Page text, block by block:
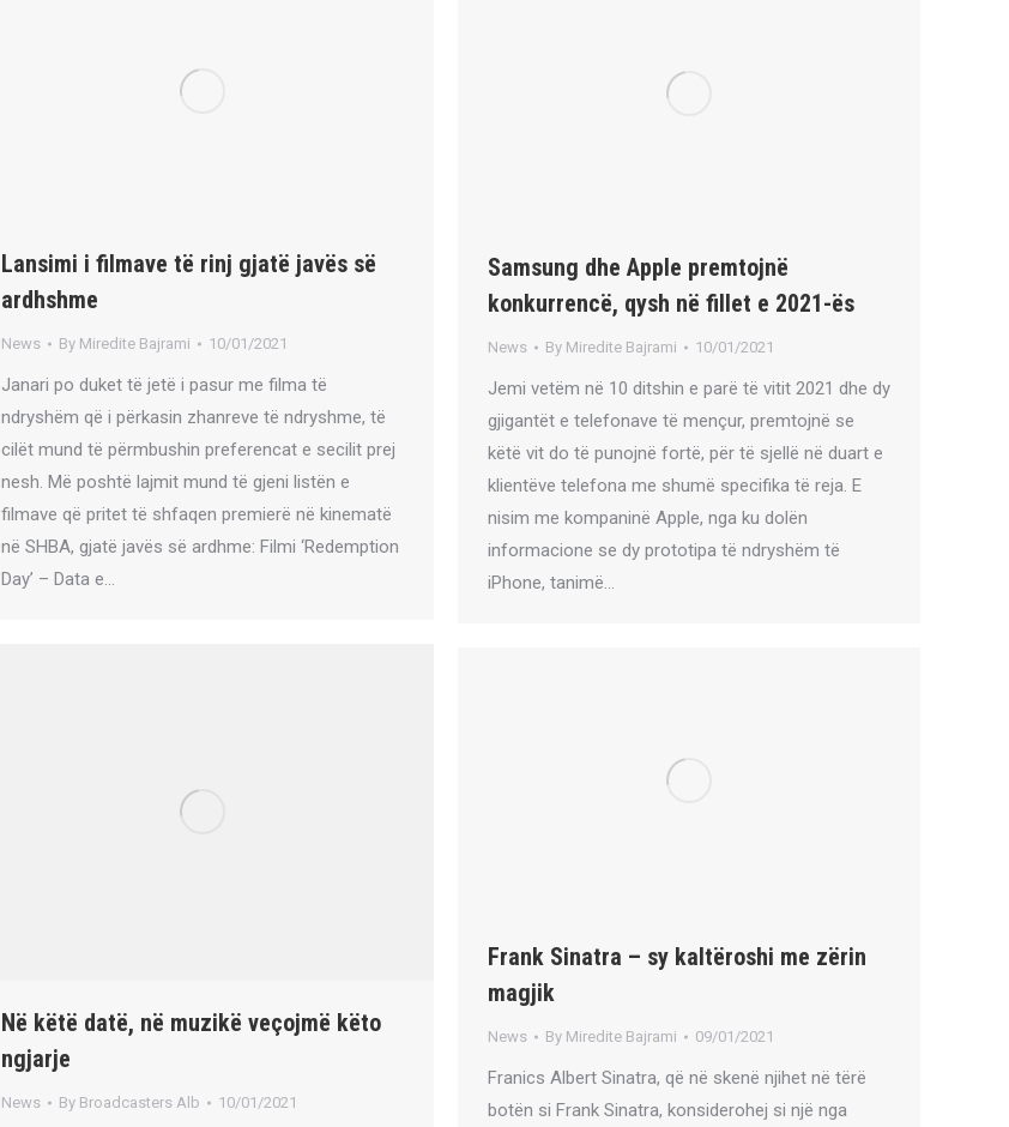
Lansimi i filmave të rinj gjatë javës së
ardhshme
News By Miredite Bajrami 10/01/2021
Janari po duket të jetë i pasur me filma të
ndryshëm që i përkasin zhanreve të ndryshme, të
cilët mund të përmbushin preferencat e secilit prej
nesh. Më poshtë lajmit mund të gjeni listën e
filmave që pritet të shfaqen premierë në kinematë
në SHBA, gjatë javës së ardhme: Filmi ‘Redemption
Day’ – Data e…
Samsung dhe Apple premtojnë
konkurrencë, qysh në fillet e 2021-ës
News By Miredite Bajrami 10/01/2021
Jemi vetëm në 10 ditshin e parë të vitit 2021 dhe dy
gjigantët e telefonave të mençur, premtojnë se
këtë vit do të punojnë fortë, për të sjellë në duart e
klientëve telefona me shumë specifika të reja. E
nisim me kompaninë Apple, nga ku dolën
informacione se dy prototipa të ndryshëm të
iPhone, tanimë…
Në këtë datë, në muzikë veçojmë këto
ngjarje
News By Broadcasters Alb 10/01/2021
Frank Sinatra – sy kaltëroshi me zërin
magjik
News By Miredite Bajrami 09/01/2021
Franics Albert Sinatra, që në skenë njihet në tërë
botën si Frank Sinatra, konsiderohej si një nga